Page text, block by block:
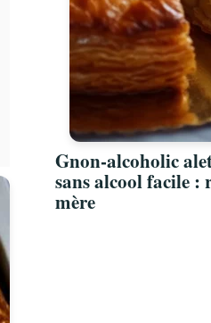
Gnon-alcoholic
sans alcool facile :
mère